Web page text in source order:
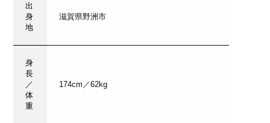
出
身
地
滋賀県野洲市
身
長
／
体
重
174cm／62kg